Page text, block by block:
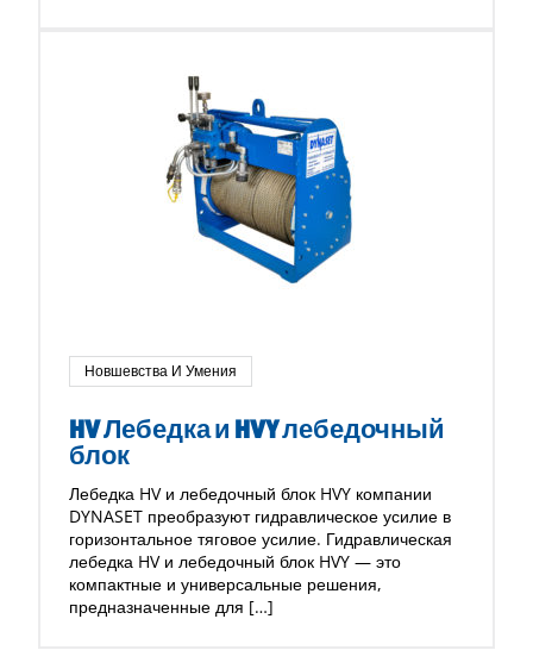
Новшевства И Умения
HV Лебедка и HVY лебедочный
блок
Лебедка HV и лебедочный блок HVY компании
DYNASET преобразуют гидравлическое усилие в
горизонтальное тяговое усилие. Гидравлическая
лебедка HV и лебедочный блок HVY — это
компактные и универсальные решения,
предназначенные для […]